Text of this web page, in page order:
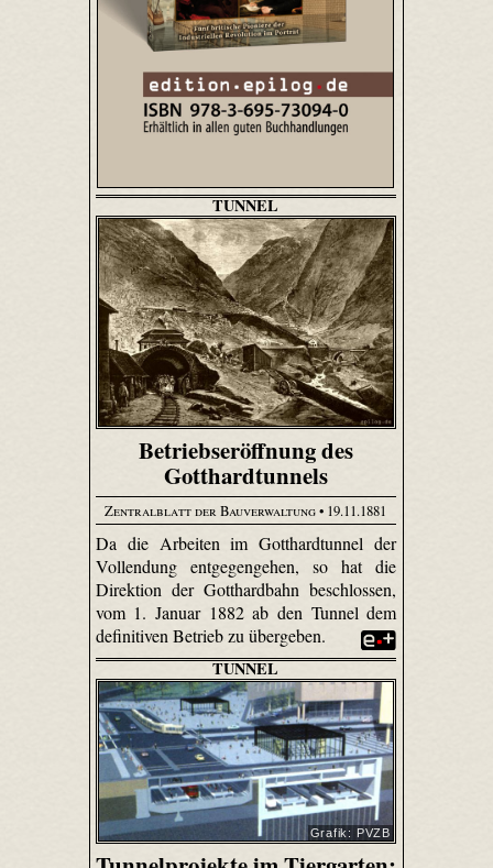
TUNNEL
Betriebseröffnung des
Gotthardtunnels
Zentralblatt der Bauverwaltung• 19.11.1881
Da die Arbeiten im Gotthardtunnel der
Vollendung entgegengehen, so hat die
Direktion der Gotthardbahn beschlossen,
vom 1. Januar 1882 ab den Tunnel dem
definitiven Betrieb zu übergeben.
TUNNEL
Grafik: PVZB